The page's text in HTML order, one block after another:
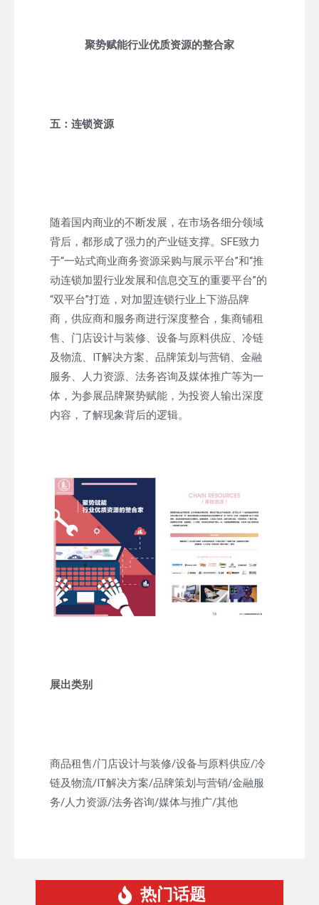
聚势赋能行业优质资源的整合家
五：连锁资源
随着国内商业的不断发展，在市场各细分领域
背后，都形成了强力的产业链支撑。SFE致力
于“一站式商业商务资源采购与展示平台”和“推
动连锁加盟行业发展和信息交互的重要平台”的
“双平台”打造，对加盟连锁行业上下游品牌
商，供应商和服务商进行深度整合，集商铺租
售、门店设计与装修、设备与原料供应、冷链
及物流、IT解决方案、品牌策划与营销、金融
服务、人力资源、法务咨询及媒体推广等为一
体，为参展品牌聚势赋能，为投资人输出深度
内容，了解现象背后的逻辑。
展出类别
商品租售/门店设计与装修/设备与原料供应/冷
链及物流/IT解决方案/品牌策划与营销/金融服
务/人力资源/法务咨询/媒体与推广/其他
热门话题